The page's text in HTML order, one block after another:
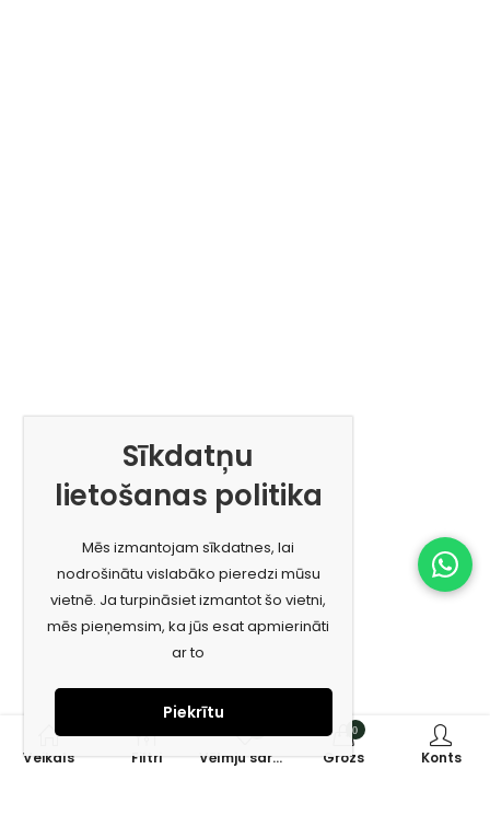
Veikals Filtri Vēlmju saraksts
0
Grozs Konts
Sīkdatņu
lietošanas politika
Mēs izmantojam sīkdatnes, lai
nodrošinātu vislabāko pieredzi mūsu
vietnē. Ja turpināsiet izmantot šo vietni,
mēs pieņemsim, ka jūs esat apmierināti
ar to
Piekrītu